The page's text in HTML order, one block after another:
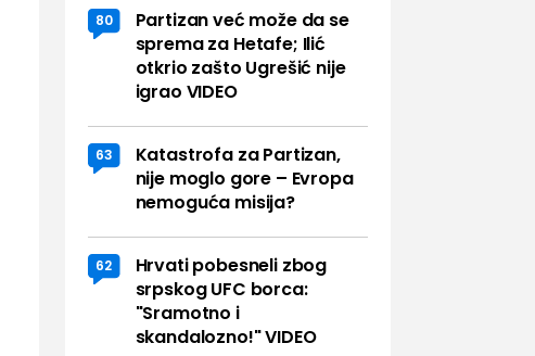
80
Partizan već može da se
sprema za Hetafe; Ilić
otkrio zašto Ugrešić nije
igrao VIDEO
63
Katastrofa za Partizan,
nije moglo gore – Evropa
nemoguća misija?
62
Hrvati pobesneli zbog
srpskog UFC borca:
"Sramotno i
skandalozno!" VIDEO